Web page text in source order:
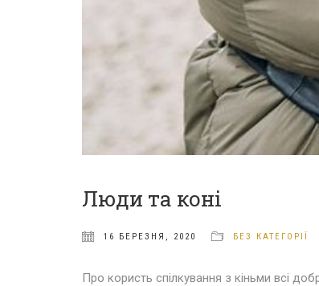
Люди та коні
16 БЕРЕЗНЯ, 2020 БЕЗ КАТЕГОРІЇ
Про користь спілкування з кіньми всі